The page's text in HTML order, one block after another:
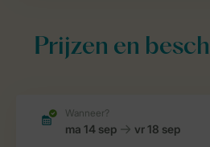
Prijzen en